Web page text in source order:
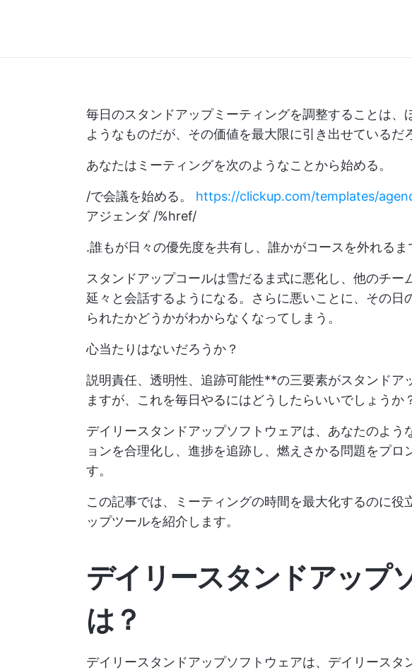
毎日のスタンドアップミーティングを調整することは、
ようなものだが、その価値を最大限に引き出せているだ
あなたはミーティングを次のようなことから始める。
/で会議を始める。 https://clickup.com/templates/
アジェンダ /%href/
.誰もが日々の優先度を共有し、誰かがコースを外れるま
スタンドアップコールは雪だるま式に悪化し、他のチー
延々と会話するようになる。さらに悪いことに、その日
られたかどうかがわからなくなってしまう。
心当たりはないだろうか？
説明責任、透明性、追跡可能性**の三要素がスタンドア
ますが、これを毎日やるにはどうしたらいいでしょうか
デイリースタンドアップソフトウェアは、あなたのよう
ョンを合理化し、進捗を追跡し、燃えさかる問題をプロ
す。
この記事では、ミーティングの時間を最大化するのに役
ップツールを紹介します。
デイリースタンドアップ
は？
デイリースタンドアップソフトウェアは、デイリースタ